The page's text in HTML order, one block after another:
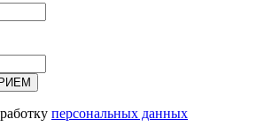
персональных данных